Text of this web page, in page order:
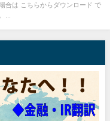
合は こちらからダウンロード で
...